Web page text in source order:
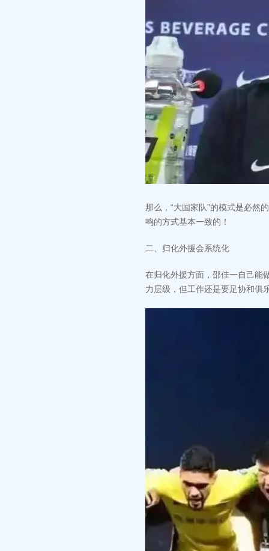
那么，“大国家队”的模式是必然
鸣的方式基本一致的！
‬二、归化外援会系统化
在归化外援方面，邵佳一自己能
力层级，但工作还是要足协和俱